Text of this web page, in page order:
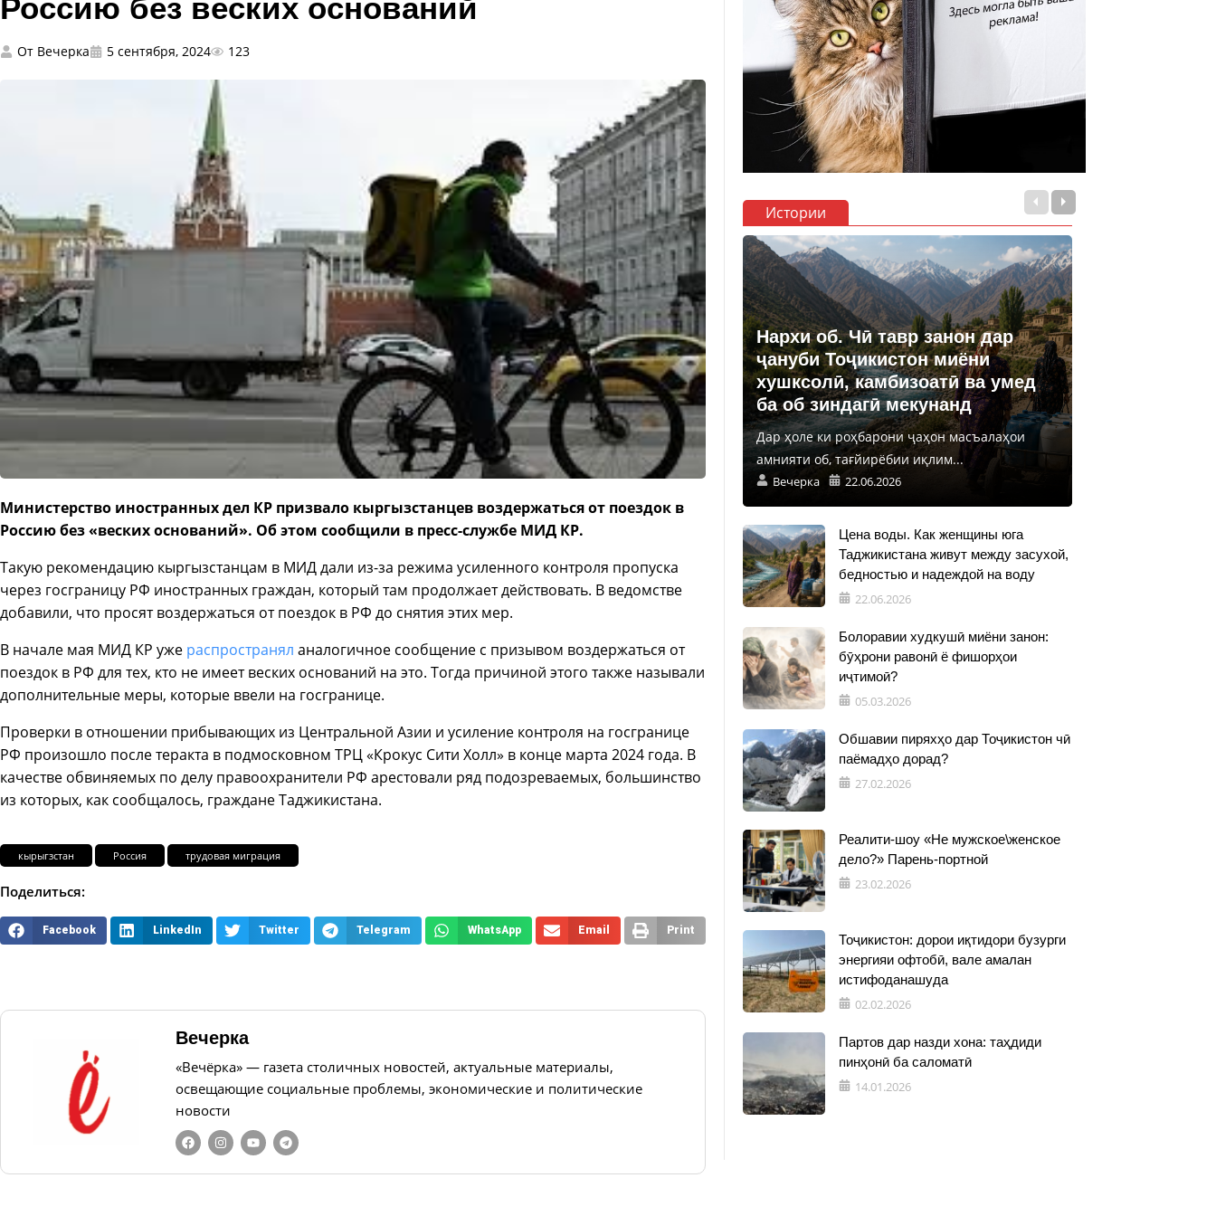
Россию без веских оснований
От Вечерка 5 сентября, 2024 123
Министерство иностранных дел КР призвало кыргызстанцев воздержаться от поездок в
Россию без «веских оснований». Об этом сообщили в пресс-службе МИД КР.
Такую рекомендацию кыргызстанцам в МИД дали из-за режима усиленного контроля пропуска
через госграницу РФ иностранных граждан, который там продолжает действовать. В ведомстве
добавили, что просят воздержаться от поездок в РФ до снятия этих мер.
В начале мая МИД КР уже распространял аналогичное сообщение с призывом воздержаться от
поездок в РФ для тех, кто не имеет веских оснований на это. Тогда причиной этого также называли
дополнительные меры, которые ввели на госгранице.
Проверки в отношении прибывающих из Центральной Азии и усиление контроля на госгранице
РФ произошло после теракта в подмосковном ТРЦ «Крокус Сити Холл» в конце марта 2024 года. В
качестве обвиняемых по делу правоохранители РФ арестовали ряд подозреваемых, большинство
из которых, как сообщалось, граждане Таджикистана.
кырыгзстан Россия трудовая миграция
Поделиться:
Facebook LinkedIn Twitter Telegram WhatsApp Email Print
Вечерка
«Вечёрка» — газета столичных новостей, актуальные материалы,
освещающие социальные проблемы, экономические и политические
новости
Истории
Нархи об. Чӣ тавр занон дар
ҷануби Тоҷикистон миёни
хушксолӣ, камбизоатӣ ва умед
ба об зиндагӣ мекунанд
Дар ҳоле ки роҳбарони ҷаҳон масъалаҳои
амнияти об, тағйирёбии иқлим...
Вечерка 22.06.2026
Цена воды. Как женщины юга
Таджикистана живут между засухой,
бедностью и надеждой на воду
22.06.2026
Болоравии худкушӣ миёни занон:
бӯҳрони равонӣ ё фишорҳои
иҷтимоӣ?
05.03.2026
Обшавии пиряхҳо дар Тоҷикистон чӣ
паёмадҳо дорад?
27.02.2026
Реалити-шоу «Не мужское\женское
дело?» Парень-портной
23.02.2026
Тоҷикистон: дорои иқтидори бузурги
энергияи офтобӣ, вале амалан
истифоданашуда
02.02.2026
Партов дар назди хона: таҳдиди
пинҳонӣ ба саломатӣ
14.01.2026